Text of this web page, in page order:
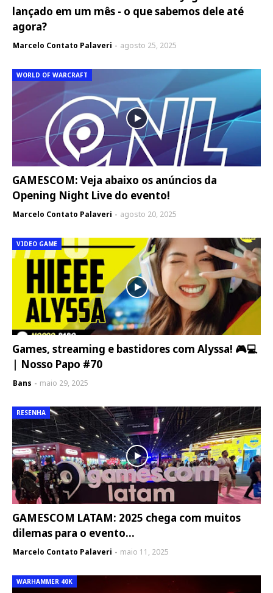
lançado em um mês - o que sabemos dele até
agora?
Marcelo Contato Palaveri agosto 25, 2025
WORLD OF WARCRAFT
GAMESCOM: Veja abaixo os anúncios da
Opening Night Live do evento!
Marcelo Contato Palaveri agosto 20, 2025
VIDEO GAME
Games, streaming e bastidores com Alyssa! 🎮💻
| Nosso Papo #70
Bans maio 29, 2025
RESENHA
GAMESCOM LATAM: 2025 chega com muitos
dilemas para o evento...
Marcelo Contato Palaveri maio 11, 2025
WARHAMMER 40K